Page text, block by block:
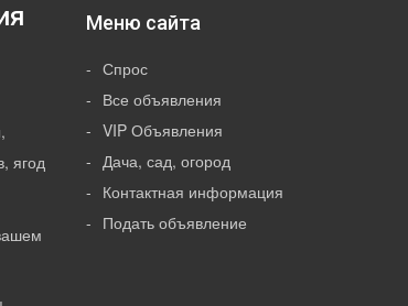
ягод
Меню сайта
Спрос
Все объявления
VIP Объявления
Дача, сад, огород
Контактная информация
Подать объявление